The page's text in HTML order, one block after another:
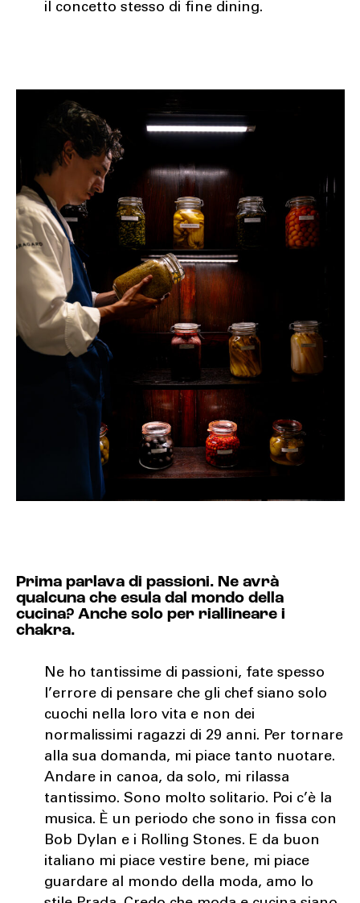
il concetto stesso di fine dining.
Prima parlava di passioni. Ne avrà
qualcuna che esula dal mondo della
cucina? Anche solo per riallineare i
chakra.
Ne ho tantissime di passioni, fate spesso
l’errore di pensare che gli chef siano solo
cuochi nella loro vita e non dei
normalissimi ragazzi di 29 anni. Per tornare
alla sua domanda, mi piace tanto nuotare.
Andare in canoa, da solo, mi rilassa
tantissimo. Sono molto solitario. Poi c’è la
musica. È un periodo che sono in fissa con
Bob Dylan e i Rolling Stones. E da buon
italiano mi piace vestire bene, mi piace
guardare al mondo della moda, amo lo